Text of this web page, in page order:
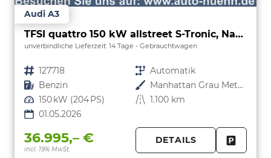
Audi A3
TFSI quattro 150 kW allstreet S-Tronic, Navi, 18-Zoll, 5-J. Garantie
unverbindliche Lieferzeit: 14 Tage Gebrauchtwagen
Fahrzeugnr. 127718 Getriebe Automatik
Kraftstoff Benzin Außenfarbe
Manhattan Grau Metallic
Leistung 150 kW (204 PS) Kilometerstand 1.100 km
01.05.2026
36.995,– €
incl. 19% MwSt.
DETAILS